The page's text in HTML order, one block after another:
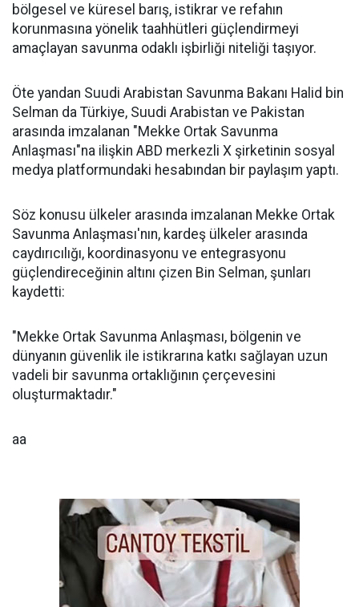
bölgesel ve küresel barış, istikrar ve refahın
korunmasına yönelik taahhütleri güçlendirmeyi
amaçlayan savunma odaklı işbirliği niteliği taşıyor.
Öte yandan Suudi Arabistan Savunma Bakanı Halid bin
Selman da Türkiye, Suudi Arabistan ve Pakistan
arasında imzalanan "Mekke Ortak Savunma
Anlaşması"na ilişkin ABD merkezli X şirketinin sosyal
medya platformundaki hesabından bir paylaşım yaptı.
Söz konusu ülkeler arasında imzalanan Mekke Ortak
Savunma Anlaşması'nın, kardeş ülkeler arasında
caydırıcılığı, koordinasyonu ve entegrasyonu
güçlendireceğinin altını çizen Bin Selman, şunları
kaydetti:
"Mekke Ortak Savunma Anlaşması, bölgenin ve
dünyanın güvenlik ile istikrarına katkı sağlayan uzun
vadeli bir savunma ortaklığının çerçevesini
oluşturmaktadır."
aa